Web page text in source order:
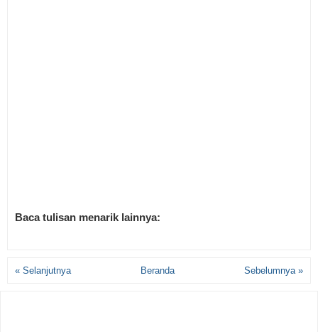
Baca tulisan menarik lainnya:
« Selanjutnya Sebelumnya »
Beranda